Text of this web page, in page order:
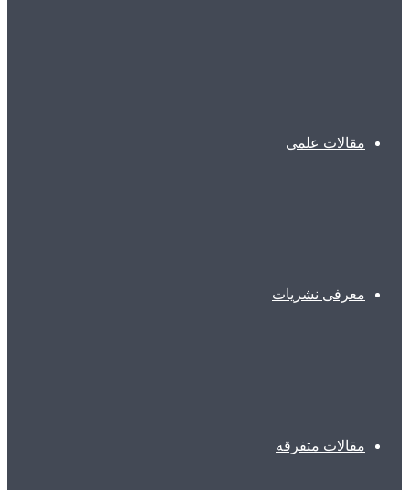
مقالات علمی
معرفی نشریات
مقالات متفرقه